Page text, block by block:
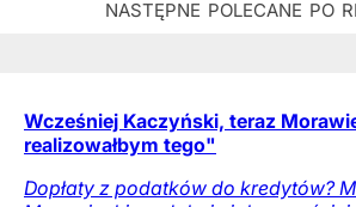
Wcześniej Kaczyński, teraz
realizowałbym tego"
Dopłaty z podatków do kredytów?